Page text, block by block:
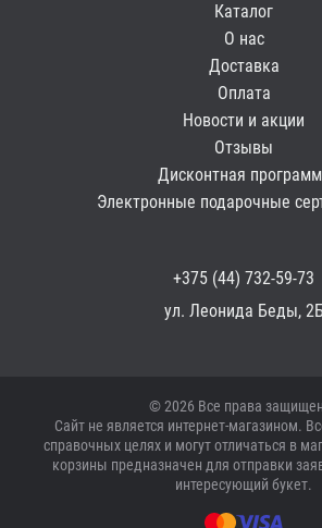
Каталог
О нас
Доставка
Оплата
Новости и акции
Отзывы
Дисконтная
Электронные подарочные
+375 (44) 732-59-73
ул. Леонида Беды,
© 2026 Все права
Сайт не является интернет-магазином.
справочных целях и могут отличаться в
корзины предназначен для отправки
интересующий букет.